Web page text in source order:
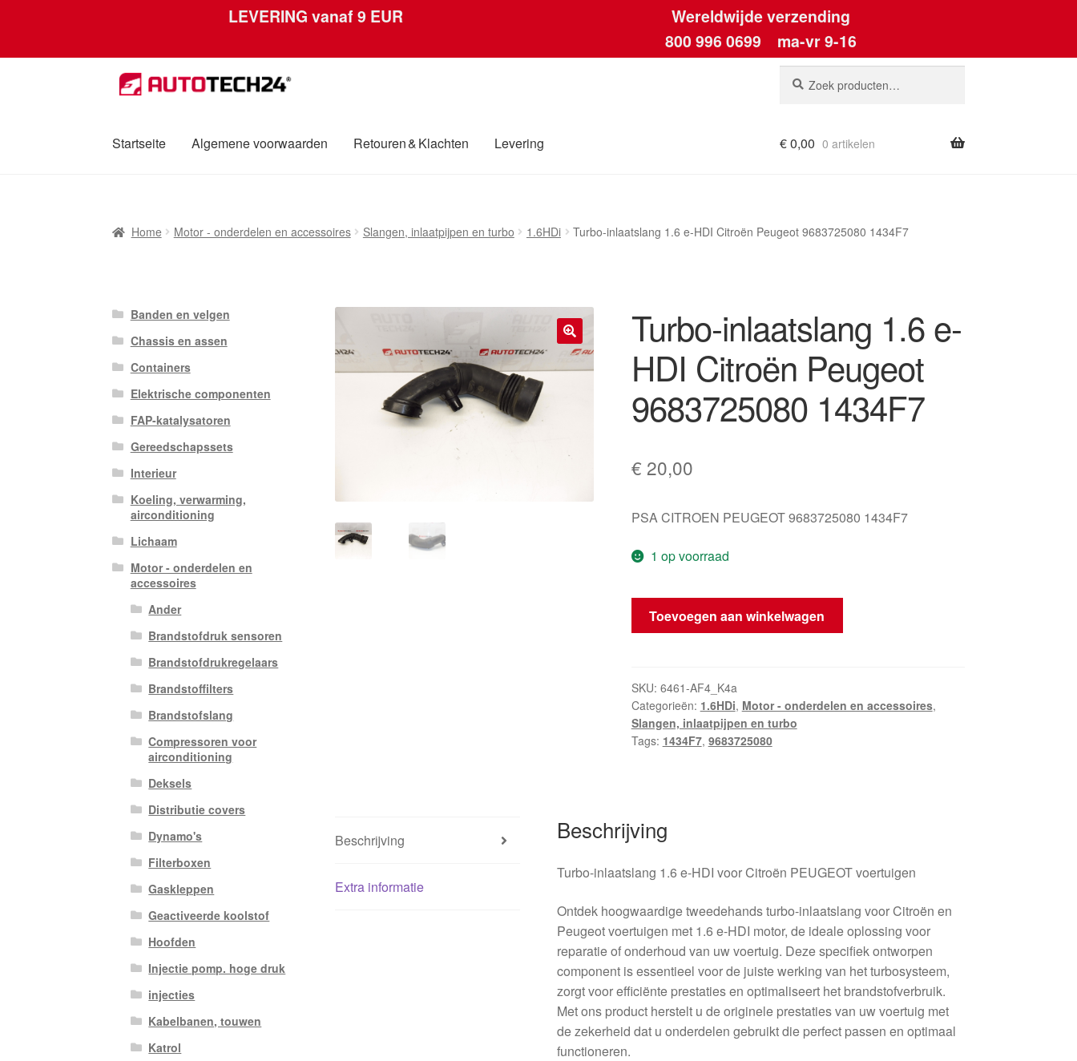
LEVERING vanaf 9 EUR
Wereldwijde verzending
800 996 0699 ma-vr 9-16
Ga
door
navigatie
Ga
naar
inhoud
naar:
Startseite Algemene voorwaarden Retouren & Klachten Levering
Over ons PrivacybeleidWereldwijde verzendingWinkelwagen
€0,00 0 artikelen
Home Motor - onderdelen en accessoires Slangen, inlaatpijpen en turbo 1.6HDi Turbo-inlaatslang 1.6 e-HDI Citroën Peugeot 9683725080 1434F7
🔍
Turbo-inlaatslang 1.6 e-
HDI Citroën Peugeot
9683725080 1434F7
€ 20,00
PSA CITROEN PEUGEOT 9683725080 1434F7
1 op voorraad
Turbo-
inlaatslang
HDI
Citroën
Peugeot
9683725080
Toevoegen aan winkelwagen
SKU: 6461-AF4_K4a
Categorieën: 1.6HDi, Motor - onderdelen en accessoires,
Slangen, inlaatpijpen en turbo
Tags: 1434F7, 9683725080
Beschrijving
Extra informatie
Beschrijving
Turbo-inlaatslang 1.6 e-HDI voor Citroën PEUGEOT voertuigen
Ontdek hoogwaardige tweedehands turbo-inlaatslang voor Citroën en
Peugeot voertuigen met 1.6 e-HDI motor, de ideale oplossing voor
reparatie of onderhoud van uw voertuig. Deze specifiek ontworpen
component is essentieel voor de juiste werking van het turbosysteem,
zorgt voor efficiënte prestaties en optimaliseert het brandstofverbruik.
Met ons product herstelt u de originele prestaties van uw voertuig met
de zekerheid dat u onderdelen gebruikt die perfect passen en optimaal
functioneren.
Banden en velgen
Chassis en assen
Containers
Elektrische componenten
FAP-katalysatoren
Gereedschapssets
Interieur
Koeling, verwarming,
airconditioning
Lichaam
Motor - onderdelen en
accessoires
Ander
Brandstofdruk sensoren
Brandstofdrukregelaars
Brandstoffilters
Brandstofslang
Compressoren voor
airconditioning
Deksels
Distributie covers
Dynamo's
Filterboxen
Gaskleppen
Geactiveerde koolstof
Hoofden
Injectie pomp. hoge druk
injecties
Kabelbanen, touwen
Katrol